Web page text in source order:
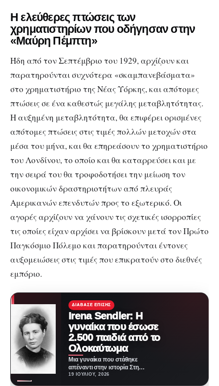
Η ελεύθερες πτώσεις των
χρηματιστηρίων που οδήγησαν στην
«Μαύρη Πέμπτη»
Ήδη από τον Σεπτέμβριο του 1929, αρχίζουν και
παρατηρούνται συχνότερα «σκαμπανεβάσματα»
στο χρηματιστήριο της Νέας Υόρκης, και απότομες
πτώσεις σε ένα καθεστώς μεγάλης μεταβλητότητας.
Η αυξημένη μεταβλητότητα, θα επιφέρει ορισμένες
απότομες πτώσεις στις τιμές πολλών μετοχών στα
μέσα του μήνα, και θα επηρεάσουν το χρηματιστήριο
του Λονδίνου, το οποίο και θα καταρρεύσει και με
την σειρά του θα τροφοδοτήσει την μείωση τον
οικονομικών δραστηριοτήτων από πλευράς
Αμερικανών επενδυτών προς το εξωτερικό. Οι
αγορές αρχίζουν να χάνουν τις σχετικές ισορροπίες
τις οποίες είχαν αρχίσει να βρίσκουν μετά τον Πρώτο
Παγκόσμιο Πόλεμο και παρατηρούνται έντονες
αυξομειώσεις στις τιμές που επικρατούν στο διεθνές
εμπόριο.
ΔΙΆΒΑΣΕ ΕΠΊΣΗΣ
Irena Sendler‎‎: Η
γυναίκα που έσωσε
2.500 παιδιά από το
Ολοκαύτωμα
Μια γυναίκα που στάθηκε
απέναντι στην ιστορία Στη
σκοτεινότερη περίοδο της
19 ΙΟΥΛΊΟΥ, 2026